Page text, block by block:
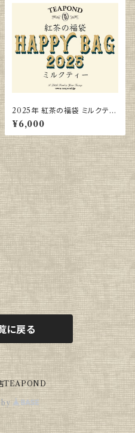
2025年 紅茶の福袋 ミルクティ
ー
¥6,000
に戻る
TEAPOND
by